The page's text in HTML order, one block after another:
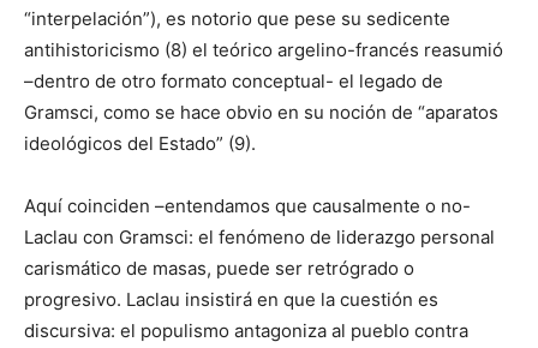
“interpelación”), es notorio que pese su sedicente
antihistoricismo (8) el teórico argelino-francés reasumió
–dentro de otro formato conceptual- el legado de
Gramsci, como se hace obvio en su noción de “aparatos
ideológicos del Estado” (9).
Aquí coinciden –entendamos que causalmente o no-
Laclau con Gramsci: el fenómeno de liderazgo personal
carismático de masas, puede ser retrógrado o
progresivo. Laclau insistirá en que la cuestión es
discursiva: el populismo antagoniza al pueblo contra